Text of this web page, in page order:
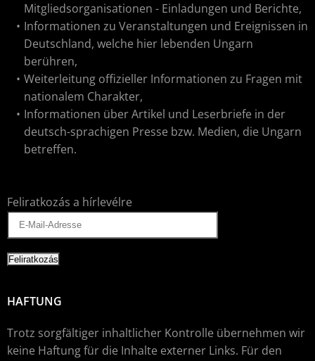
Mitgliedsorganisationen - Einladungen und Berichte,
Informationen zu Veranstaltungen und Ereignissen in
Deutschland, welche hier lebenden Ungarn
berühren,
Weiterleitung offizieller Informationen zu Fragen mit
nationalem Charakter,
Informationen über Artikel und Leserbriefe in der
deutsch-sprachigen Presse bzw. Medien, die Ungarn
betreffen.
Feliratkozás a hírlevélre
HAFTUNG
Trotz sorgfältiger inhaltlicher Kontrolle übernehmen wir
keine Haftung für die Inhalte externer Links. Für den